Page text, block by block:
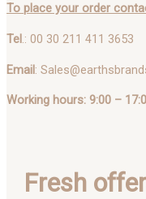
To place your order
Tel.: 00 30 211 411 3653
Email:
Working hours: 9:00 –
Fresh